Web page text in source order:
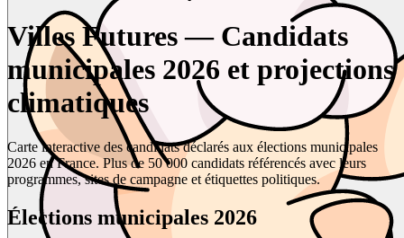
Villes Futures — Candidats
municipales 2026 et projections
climatiques
Carte interactive des candidats déclarés aux élections municipales
2026 en France. Plus de 50 000 candidats référencés avec leurs
programmes, sites de campagne et étiquettes politiques.
Élections municipales 2026